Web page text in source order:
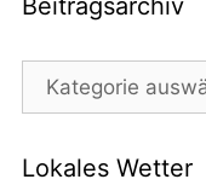
Beitragsarchiv
Beitragsarchiv
Lokales Wetter